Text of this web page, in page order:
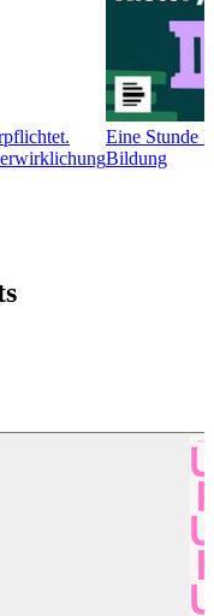
Eine Stunde
Bildung